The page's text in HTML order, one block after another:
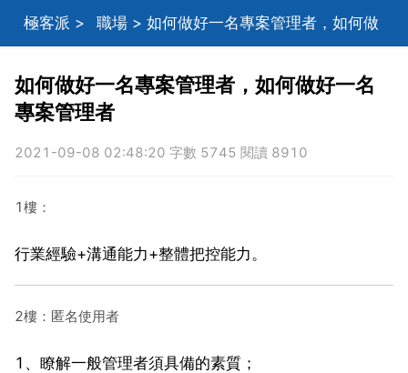
極客派 > 職場 > 如何做好一名專案管理者，如何做
如何做好一名專案管理者，如何做好一名
專案管理者
2021-09-08 02:48:20 字數 5745 閱讀 8910
1樓：
行業經驗+溝通能力+整體把控能力。
2樓：匿名使用者
1、瞭解一般管理者須具備的素質；